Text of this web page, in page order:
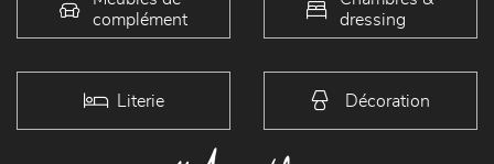
complément
dressing
Literie Décoration